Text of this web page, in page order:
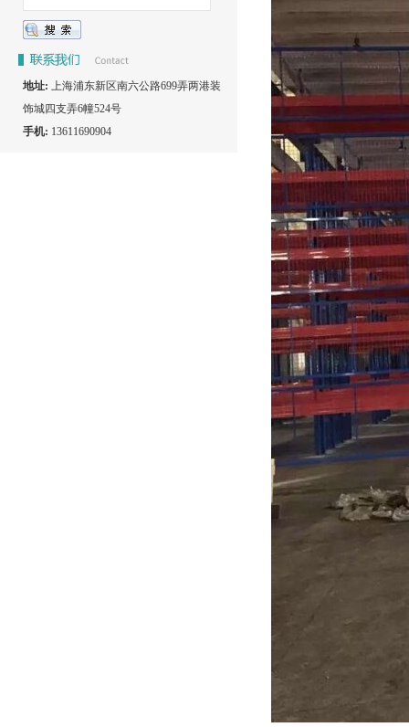
地址: 上海浦东新区南六公路699弄两港装
饰城四支弄6幢524号
手机: 13611690904